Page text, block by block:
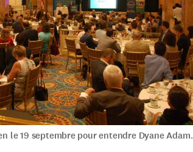
le 19 septembre pour entendre Dyane Adam.